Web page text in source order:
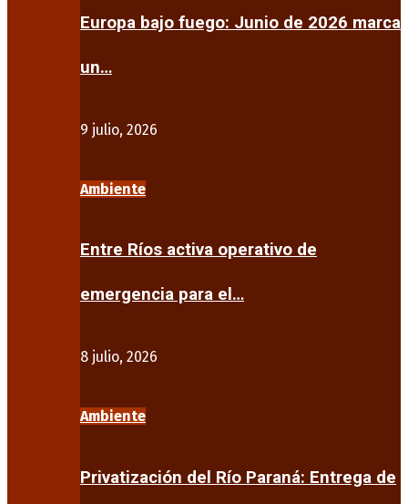
Europa bajo fuego: Junio de 2026 marca
un…
9 julio, 2026
Ambiente
Entre Ríos activa operativo de
emergencia para el…
8 julio, 2026
Ambiente
Privatización del Río Paraná: Entrega de